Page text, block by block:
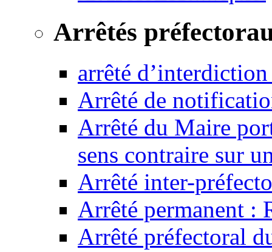
Arrêtés
arrêté
Arrêté de
Arrêté du Maire
sens contraire sur
Arrêté inter-
Arrêté permanent :
Arrêté préfectoral